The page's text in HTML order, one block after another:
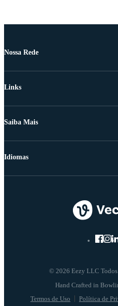
Nossa Rede
Links
Saiba Mais
© 2026 Eezy LLC
Termos de Uso Política de
Idiomas